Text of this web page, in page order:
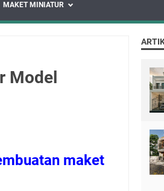
MAKET MINIATUR
Model
maket